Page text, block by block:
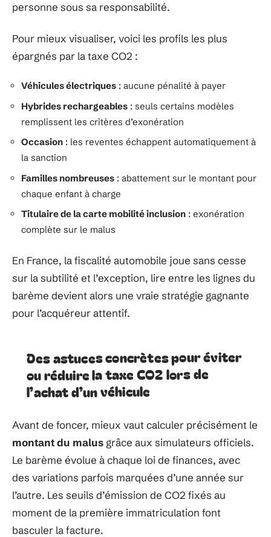
personne sous sa responsabilité.
Pour mieux visualiser, voici les profils les plus
épargnés par la taxe CO2 :
Véhicules électriques : aucune pénalité à payer
Hybrides rechargeables : seuls certains modèles
remplissent les critères d’exonération
Occasion : les reventes échappent automatiquement à
la sanction
Familles nombreuses : abattement sur le montant pour
chaque enfant à charge
Titulaire de la carte mobilité inclusion : exonération
complète sur le malus
En France, la fiscalité automobile joue sans cesse
sur la subtilité et l’exception, lire entre les lignes du
barème devient alors une vraie stratégie gagnante
pour l’acquéreur attentif.
Des astuces concrètes pour éviter
ou réduire la taxe CO2 lors de
l’achat d’un véhicule
Avant de foncer, mieux vaut calculer précisément le
montant du malus grâce aux simulateurs officiels.
Le barème évolue à chaque loi de finances, avec
des variations parfois marquées d’une année sur
l’autre. Les seuils d’émission de CO2 fixés au
moment de la première immatriculation font
basculer la facture.